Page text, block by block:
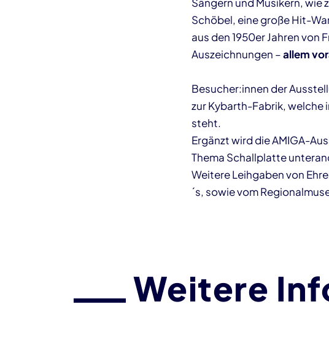
Sängern und Musikern, wie
Schöbel, eine große Hit-
aus den 1950er Jahren von
Auszeichnungen –allem
Besucher:innen der
zur Kybarth-Fabrik, welche
steht.
Ergänzt wird die AMIGA-
Thema Schallplatte
Weitere Leihgaben von
´s, sowie vom
Weitere